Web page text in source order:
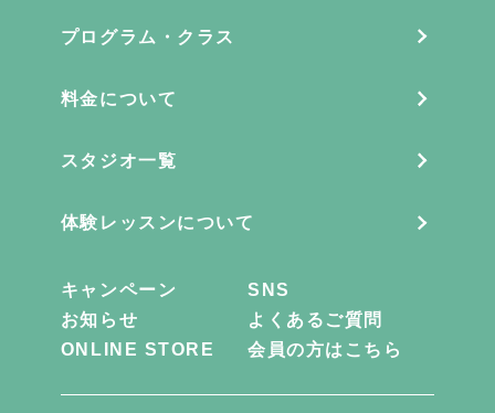
プログラム・クラス
料金について
スタジオ一覧
体験レッスンについて
キャンペーン
SNS
お知らせ
よくあるご質問
ONLINE STORE
会員の方はこちら